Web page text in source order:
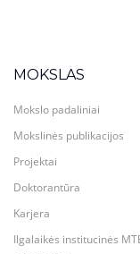
MOKSLAS
Mokslo padaliniai
Mokslinės publikacijos
Projektai
Doktorantūra
Karjera
Ilgalaikės institucinės